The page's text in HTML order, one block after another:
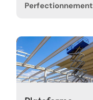
Perfectionnement